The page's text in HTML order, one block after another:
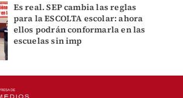
Es real. SEP cambia las reglas
para la ESCOLTA escolar: ahora
ellos podrán conformarla en las
escuelas sin imp